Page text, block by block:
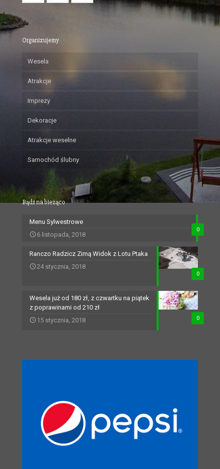
Organizujemy
Wesela
Atrakcje
Imprezy
Dekoracje
Atrakcje weselne
Samochód ślubny
Bądź na bieżąco
0
Menu Sylwestrowe
6 listopada, 2018
0
Ranczo Radzicz Zimą Widok z Lotu Ptaka
24 stycznia, 2018
0
Wesela już od 180 zł, z czwartku na piątek
z poprawinami od 210 zł
15 stycznia, 2018